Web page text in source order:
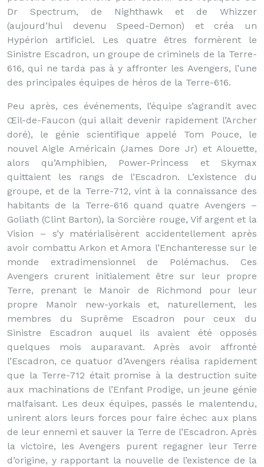
Dr Spectrum, de Nighthawk et de Whizzer
(aujourd’hui devenu Speed-Demon) et créa un
Hypérion artificiel. Les quatre êtres formèrent le
Sinistre Escadron, un groupe de criminels de la Terre-
616, qui ne tarda pas à y affronter les Avengers, l’une
des principales équipes de héros de la Terre-616.
Peu après, ces événements, l’équipe s’agrandit avec
Œil-de-Faucon (qui allait devenir rapidement l’Archer
doré), le génie scientifique appelé Tom Pouce, le
nouvel Aigle Américain (James Dore Jr) et Alouette,
alors qu’Amphibien, Power-Princess et Skymax
quittaient les rangs de l’Escadron. L’existence du
groupe, et de la Terre-712, vint à la connaissance des
habitants de la Terre-616 quand quatre Avengers –
Goliath (Clint Barton), la Sorcière rouge, Vif argent et la
Vision – s’y matérialisèrent accidentellement après
avoir combattu Arkon et Amora l’Enchanteresse sur le
monde extradimensionnel de Polémachus. Ces
Avengers crurent initialement être sur leur propre
Terre, prenant le Manoir de Richmond pour leur
propre Manoir new-yorkais et, naturellement, les
membres du Suprême Escadron pour ceux du
Sinistre Escadron auquel ils avaient été opposés
quelques mois auparavant. Après avoir affronté
l’Escadron, ce quatuor d’Avengers réalisa rapidement
que la Terre-712 était promise à la destruction suite
aux machinations de l’Enfant Prodige, un jeune génie
malfaisant. Les deux équipes, passés le malentendu,
unirent alors leurs forces pour faire échec aux plans
de leur ennemi et sauver la Terre de l’Escadron. Après
la victoire, les Avengers purent regagner leur Terre
d’origine, y rapportant la nouvelle de l’existence de la